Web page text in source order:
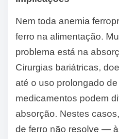
Nem toda anemia
ferro na alimentação.
problema está na
Cirurgias bariátricas,
até o uso prolongado
medicamentos podem
absorção. Nestes
de ferro não resolve —